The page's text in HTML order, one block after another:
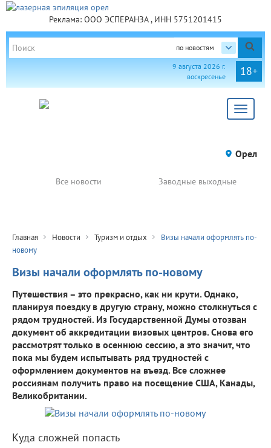
Реклама: ООО ЭСПЕРАНЗА , ИНН 5751201415
по новостям
18+
9 августа 2026 г.
воскресенье
Toggle
Орел
Все новости Заводные выходные
Главная Новости Туризм и отдых
Визы начали оформлять по-
новому
Визы начали оформлять по-новому
Путешествия – это прекрасно, как ни крути. Однако,
планируя поездку в другую страну, можно столкнуться с
рядом трудностей. Из Государственной Думы отозван
документ об аккредитации визовых центров. Снова его
рассмотрят только в осеннюю сессию, а это значит, что
пока мы будем испытывать ряд трудностей с
оформлением документов на въезд. Все сложнее
россиянам получить право на посещение США, Канады,
Великобритании.
Куда сложней попасть